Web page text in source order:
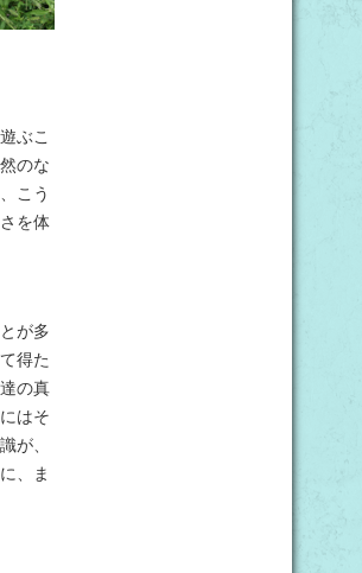
ぶこ
のな
こう
を体
が多
得た
の真
はそ
が、
、ま